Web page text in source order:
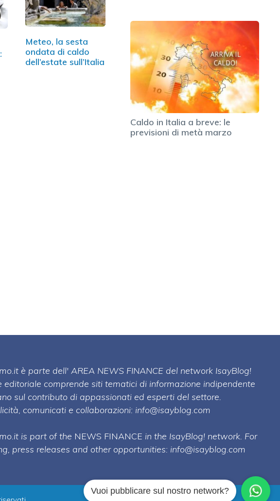
Meteo, la sesta
ondata di caldo
dell’estate sull’Italia
Caldo in Italia a breve: le
previsioni di metà marzo
è parte dell' AREA NEWS FINANCE del network IsayBlog!
editoriale comprende siti tematici di informazione indipendente
sul contributo di appassionati ed esperti del settore.
comunicati e collaborazioni: info@isayblog.com
is part of the NEWS FINANCE in the IsayBlog! network. For
press releases and other opportunities: info@isayblog.com
Vuoi pubblicare sul nostro network?